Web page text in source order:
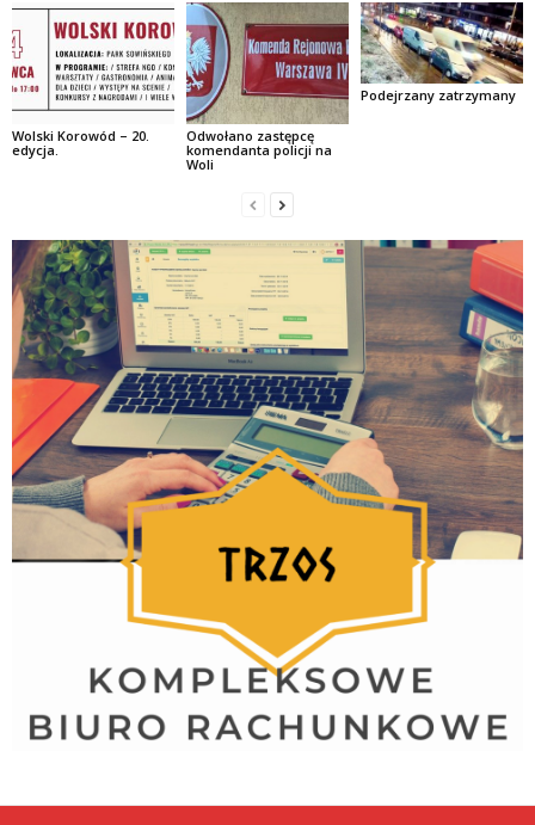
Wolski Korowód – 20.
edycja.
Odwołano zastępcę
komendanta policji na
Woli
Podejrzany zatrzymany